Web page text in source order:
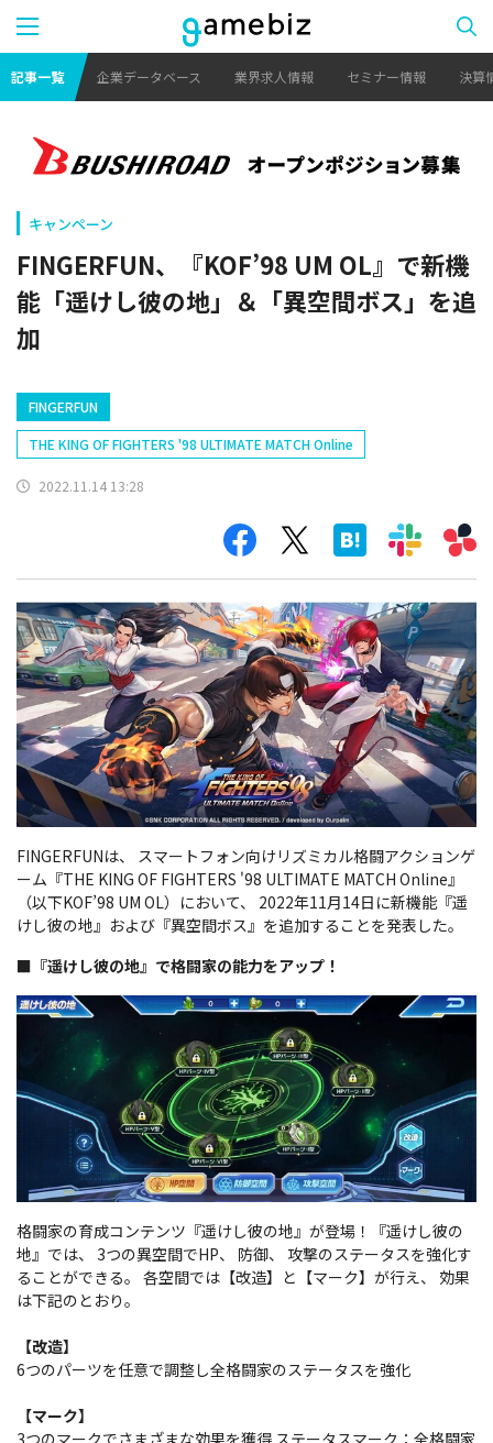
記事一覧 企業データベース 業界求人情報 セミナー情報 決算
キャンペーン
FINGERFUN、『KOF’98 UM OL』で新機
能「遥けし彼の地」＆「異空間ボス」を追
加
FINGERFUN
THE KING OF FIGHTERS '98 ULTIMATE MATCH Online
2022.11.14 13:28
FINGERFUNは、 スマートフォン向けリズミカル格闘アクションゲ
ーム『THE KING OF FIGHTERS '98 ULTIMATE MATCH Online』
（以下KOF’98 UM OL）において、 2022年11月14日に新機能『遥
けし彼の地』および『異空間ボス』を追加することを発表した。
■『遥けし彼の地』で格闘家の能力をアップ！
格闘家の育成コンテンツ『遥けし彼の地』が登場！
『遥けし彼の
地』では、 3つの異空間でHP、 防御、 攻撃のステータスを強化す
ることができる。 各空間では【改造】と【マーク】が行え、 効果
は下記のとおり。
【改造】
6つのパーツを任意で調整し全格闘家のステータスを強化
【マーク】
3つのマークでさまざまな効果を獲得 ステータスマーク：全格闘家